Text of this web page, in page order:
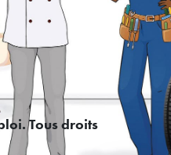
Tous droits